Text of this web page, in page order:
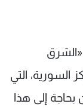
السورية، التي
بحاجة إلى هذا